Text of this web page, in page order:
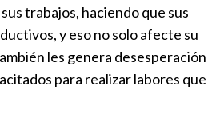
trabajos, haciendo que sus
y eso no solo afecte su
les genera desesperación
para realizar labores que